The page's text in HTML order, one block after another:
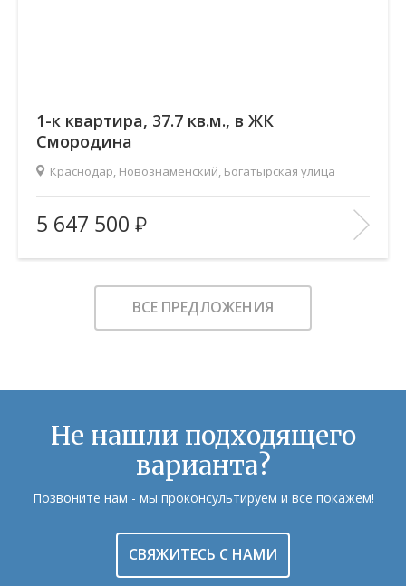
1-к квартира, 37.7 кв.м., в ЖК
Смородина
Краснодар, Новознаменский, Богатырская улица
Площадь (общ/жил/кух), м2:
37.65/14.35/14.49
Количество комнат:
1
Этаж:
11/12
В ИЗБРАННОЕ
5 647 500
ВСЕ ПРЕДЛОЖЕНИЯ
Не нашли подходящего
варианта?
Позвоните нам - мы проконсультируем и все покажем!
СВЯЖИТЕСЬ С НАМИ